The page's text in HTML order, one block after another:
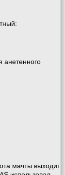
анетенного
мачты выходит